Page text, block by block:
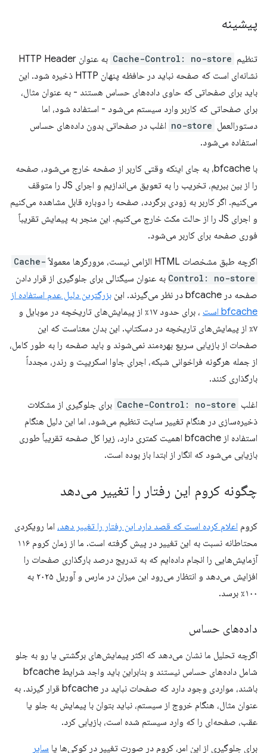
پیشینه
تنظیم Cache-Control: no-store
به عنوان HTTP Header
نشانه‌ای است که صفحه نباید در حافظه پنهان HTTP ذخیره شود. این
باید برای صفحاتی که حاوی داده‌های حساس هستند - به عنوان مثال،
برای صفحاتی که کاربر وارد سیستم می‌شود - استفاده شود، اما
دستورالعمل no-store اغلب در صفحاتی بدون داده‌های حساس
استفاده می‌شود.
با bfcache، به جای اینکه وقتی کاربر از صفحه خارج می‌شود، صفحه
را از بین ببریم، تخریب را به تعویق می‌اندازیم و اجرای JS را متوقف
می‌کنیم. اگر کاربر به زودی برگردد، صفحه را دوباره قابل مشاهده می‌کنیم
و اجرای JS را از حالت مکث خارج می‌کنیم. این منجر به پیمایش تقریباً
فوری صفحه برای کاربر می‌شود.
اگرچه طبق مشخصات HTML الزامی نیست، مرورگرها معمولاً
Cache-
Control: no-store به عنوان سیگنالی برای جلوگیری از قرار دادن
صفحه در bfcache در نظر می‌گیرند. این
بزرگترین دلیل عدم استفاده از
bfcache است
، برای حدود ۱۷٪ از پیمایش‌های تاریخچه در موبایل و
۷٪ از پیمایش‌های تاریخچه در دسکتاپ. این بدان معناست که این
صفحات از بازیابی سریع بهره‌مند نمی‌شوند و باید صفحه را به طور کامل،
از جمله هرگونه فراخوانی شبکه، اجرای جاوا اسکریپت و رندر، مجدداً
بارگذاری کنند.
اغلب Cache-Control: no-store برای جلوگیری از مشکلات
ذخیره‌سازی در هنگام تغییر سایت تنظیم می‌شود، اما این دلیل هنگام
استفاده از bfcache اهمیت کمتری دارد، زیرا کل صفحه تقریباً طوری
بازیابی می‌شود که انگار از ابتدا باز بوده است.
چگونه کروم این رفتار را تغییر می‌دهد
کروم اعلام کرده است که قصد دارد این رفتار را تغییر دهد، اما رویکردی
محتاطانه نسبت به این تغییر در پیش گرفته است. ما از زمان کروم ۱۱۶
آزمایش‌هایی را انجام داده‌ایم که به تدریج درصد بارگذاری صفحات را
افزایش می‌دهد و انتظار می‌رود این میزان در مارس و آوریل ۲۰۲۵ به
۱۰۰٪ برسد.
داده‌های حساس
اگرچه تحلیل ما نشان می‌دهد که اکثر پیمایش‌های برگشتی یا رو به جلو
شامل داده‌های حساس نیستند و بنابراین باید واجد شرایط bfcache
باشند، مواردی وجود دارد که صفحات نباید در bfcache قرار گیرند. به
عنوان مثال، هنگام خروج از سیستم، نباید بتوان با پیمایش به جلو یا
عقب، صفحه‌ای را که وارد سیستم شده است، بازیابی کرد.
برای جلوگیری از این امر، کروم در صورت تغییر در کوکی‌ها یا سایر